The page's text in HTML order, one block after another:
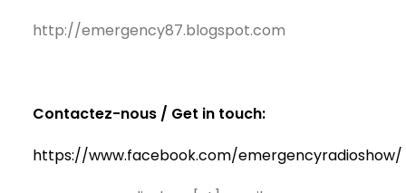
http://emergency87.blogspot.com
Contactez-nous / Get in touch:
https://www.facebook.com/emergencyradioshow/